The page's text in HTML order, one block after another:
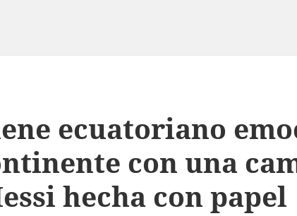
ecuatoriano
con una
hecha con papel